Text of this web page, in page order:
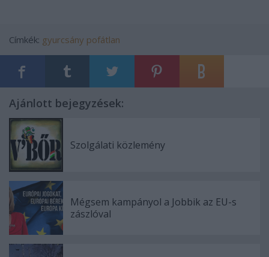
Címkék: gyurcsány pofátlan
Ajánlott bejegyzések:
Szolgálati közlemény
Mégsem kampányol a Jobbik az EU-s
zászlóval